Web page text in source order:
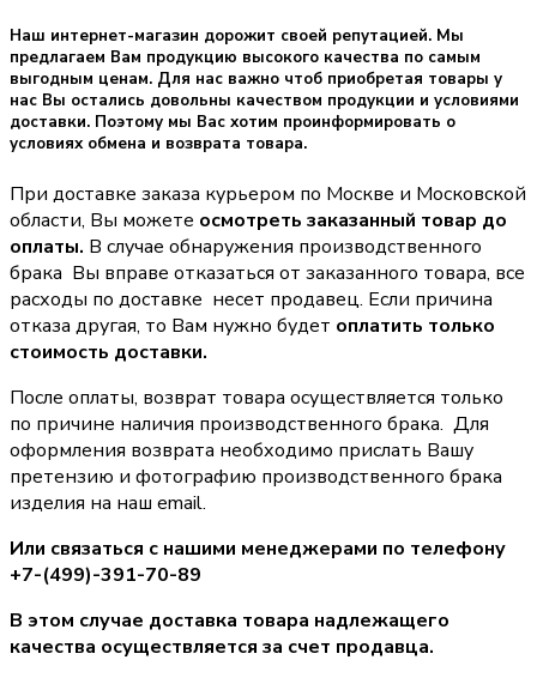
Наш интернет-магазин дорожит своей репутацией. Мы
предлагаем Вам продукцию высокого качества по самым
выгодным ценам. Для нас важно чтоб приобретая товары у
нас Вы остались довольны качеством продукции и условиями
доставки. Поэтому мы Вас хотим проинформировать о
условиях обмена и возврата товара.
При доставке заказа курьером по Москве и Московской
области, Вы можете осмотреть заказанный товар до
оплаты. В случае обнаружения производственного
брака Вы вправе отказаться от заказанного товара, все
расходы по доставке несет продавец. Если причина
отказа другая, то Вам нужно будет оплатить только
стоимость доставки.
После оплаты, возврат товара осуществляется только
по причине наличия производственного брака. Для
оформления возврата необходимо прислать Вашу
претензию и фотографию производственного брака
изделия на наш email.
Или связаться с нашими менеджерами по телефону
+7-(499)-391-70-89
В этом случае доставка товара надлежащего
качества осуществляется за счет продавца.